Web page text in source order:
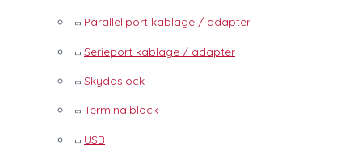
Parallellport kablage / adapter
Serieport kablage / adapter
Skyddslock
Terminalblock
USB